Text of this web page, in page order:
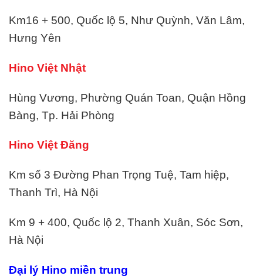
Km16 + 500, Quốc lộ 5, Như Quỳnh, Văn Lâm,
Hưng Yên
Hino Việt Nhật
Hùng Vương, Phường Quán Toan, Quận Hồng
Bàng, Tp. Hải Phòng
Hino Việt Đăng
Km số 3 Đường Phan Trọng Tuệ, Tam hiệp,
Thanh Trì, Hà Nội
Km 9 + 400, Quốc lộ 2, Thanh Xuân, Sóc Sơn,
Hà Nội
Đại lý Hino miền trung